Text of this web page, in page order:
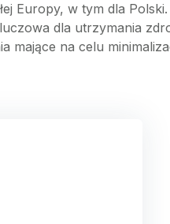
Europy, w tym dla Polski.
dla utrzymania
mające na celu